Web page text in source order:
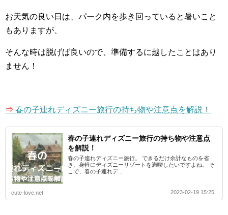
お天気の良い日は、パーク内を歩き回っていると暑いこと
もありますが、
そんな時は脱げば良いので、準備するに越したことはあり
ません！
⇒ 春の子連れディズニー旅行の持ち物や注意点を解説！
春の子連れディズニー旅行の持ち物や注意点
を解説！
春の子連れディズニー旅行。 できるだけ余計なものを省
き、身軽にディズニーリゾートを満喫したいですよね。 そ
こで、春の子連れデ...
cute-love.net 2023-02-19 15:25